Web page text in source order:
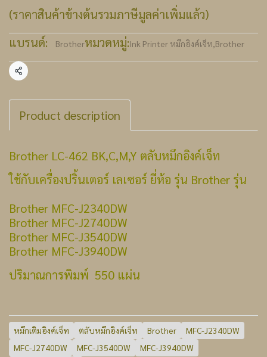
(ราคาสินค้าข้างต้นรวมภาษีมูลค่าเพิ่มแล้ว)
แบรนด์:
Brotherหมวดหมู่:Ink Printer หมึกอิงค์เจ็ท,Brother
แชร์
Product description
Brother LC-462 BK,C,M,Y ตลับหมึกอิงค์เจ็ท
ใช้กับเครื่องปริ้นเตอร์ เลเซอร์ ยี่ห้อ รุ่น Brother รุ่น
Brother MFC-J2340DW
Brother MFC-J2740DW
Brother MFC-J3540DW
Brother MFC-J3940DW
ปริมาณการพิมพ์ 550 แผ่น
หมึกเติมอิงค์เจ็ท ตลับหมึกอิงค์เจ็ท Brother
MFC-J2340DW
MFC-J2740DW
MFC-J3540DW
MFC-J3940DW